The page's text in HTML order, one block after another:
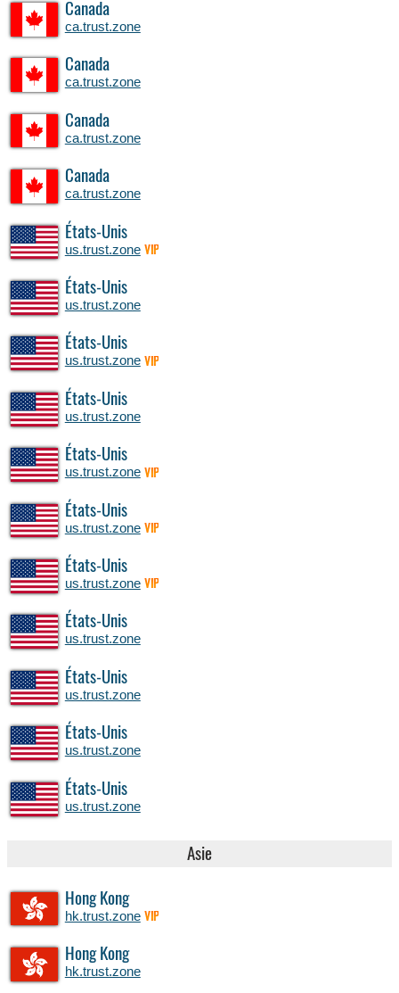
Canada
ca.trust.zone
Canada
ca.trust.zone
Canada
ca.trust.zone
Canada
ca.trust.zone
États-Unis
us.trust.zone VIP
États-Unis
us.trust.zone
États-Unis
us.trust.zone VIP
États-Unis
us.trust.zone
États-Unis
us.trust.zone VIP
États-Unis
us.trust.zone VIP
États-Unis
us.trust.zone VIP
États-Unis
us.trust.zone
États-Unis
us.trust.zone
États-Unis
us.trust.zone
États-Unis
us.trust.zone
Asie
Hong Kong
hk.trust.zone VIP
Hong Kong
hk.trust.zone